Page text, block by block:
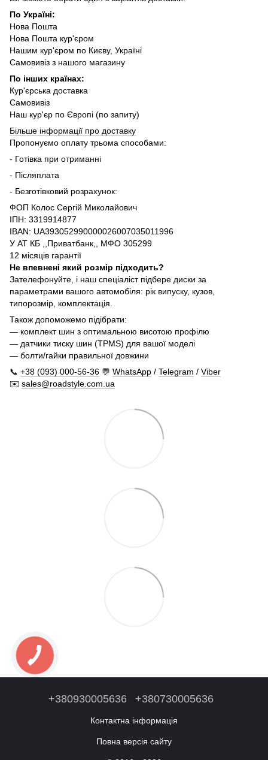
По Україні:
Нова Пошта
Нова Пошта кур'єром
Нашим кур'єром по Києву, Україні
Самовивіз з нашого магазину
По інших країнах:
Кур'єрська доставка
Самовивіз
Наш кур'єр по Європі (по запиту)
Більше інформації про доставку
Пропонуємо оплату трьома способами:
- Готівка при отриманні
- Післяплата
- Безготівковий розрахунок:
ФОП Колос Сергій Миколайович
ІПН: 3319914877
IBAN: UA393052990000026007035011996
У АТ КБ ,,Приватбанк,, МФО 305299
12 місяців гарантії
Не впевнені який розмір підходить?
Зателефонуйте, і наш спеціаліст підбере диски за
параметрами вашого автомобіля: рік випуску, кузов,
типорозмір, комплектація.
Також допоможемо підібрати:
— комплект шин з оптимальною висотою профілю
— датчики тиску шин (TPMS) для вашої моделі
— болти/гайки правильної довжини
📞 +38 (093) 000-56-36 💬 WhatsApp / Telegram / Viber
✉️ sales@roadstyle.com.ua
+380930005636 +380730005636
Контактна інформація
Повна версія сайту